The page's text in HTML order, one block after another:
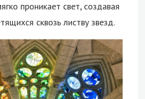
проникает свет, создавая
сквозь листву звезд.